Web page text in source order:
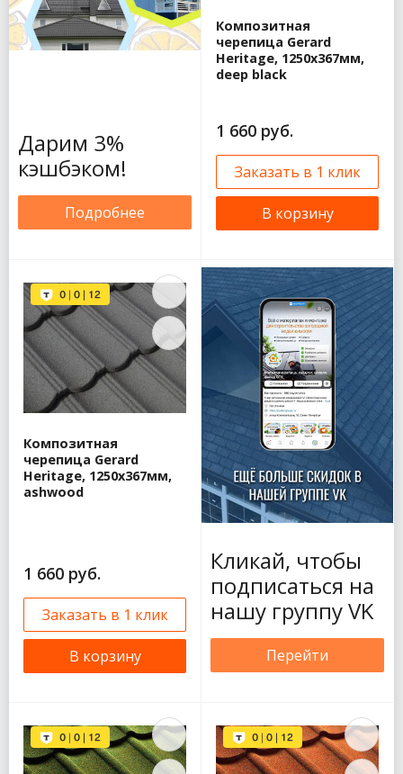
Дарим 3%
кэшбэком!
Подробнее
Композитная
черепица Gerard
Heritage, 1250x367мм,
deep black
1 660 руб.
Заказать в 1 клик
В корзину
Композитная
черепица Gerard
Heritage, 1250x367мм,
ashwood
1 660 руб.
Заказать в 1 клик
В корзину
Кликай, чтобы
подписаться на
нашу группу VK
Перейти